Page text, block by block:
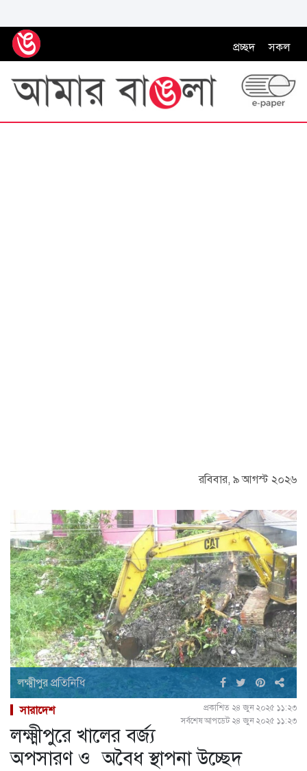
প্রচ্ছদ সকল
রবিবার, ৯ আগস্ট ২০২৬
লক্ষ্মীপুর প্রতিনিধি
সারাদেশ
প্রকাশিত ২৪ জুন ২০২৫ ১১:২৩
সর্বশেষ আপডেট ২৪ জুন ২০২৫ ১১:২৩
লক্ষ্মীপুরে খালের বর্জ্য
অপসারণ ও অবৈধ স্থাপনা উচ্ছেদ